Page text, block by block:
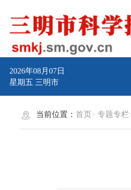
2026年08月07日
星期五 三明市
当前位置：首页 专题专栏